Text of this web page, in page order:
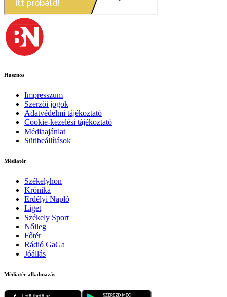
Hasznos
Impresszum
Szerzői jogok
Adatvédelmi tájékoztató
Cookie-kezelési tájékoztató
Médiaajánlat
Sütibeállítások
Médiatér
Székelyhon
Krónika
Erdélyi Napló
Liget
Székely Sport
Nőileg
Főtér
Rádió GaGa
Jóállás
Médiatér alkalmazás